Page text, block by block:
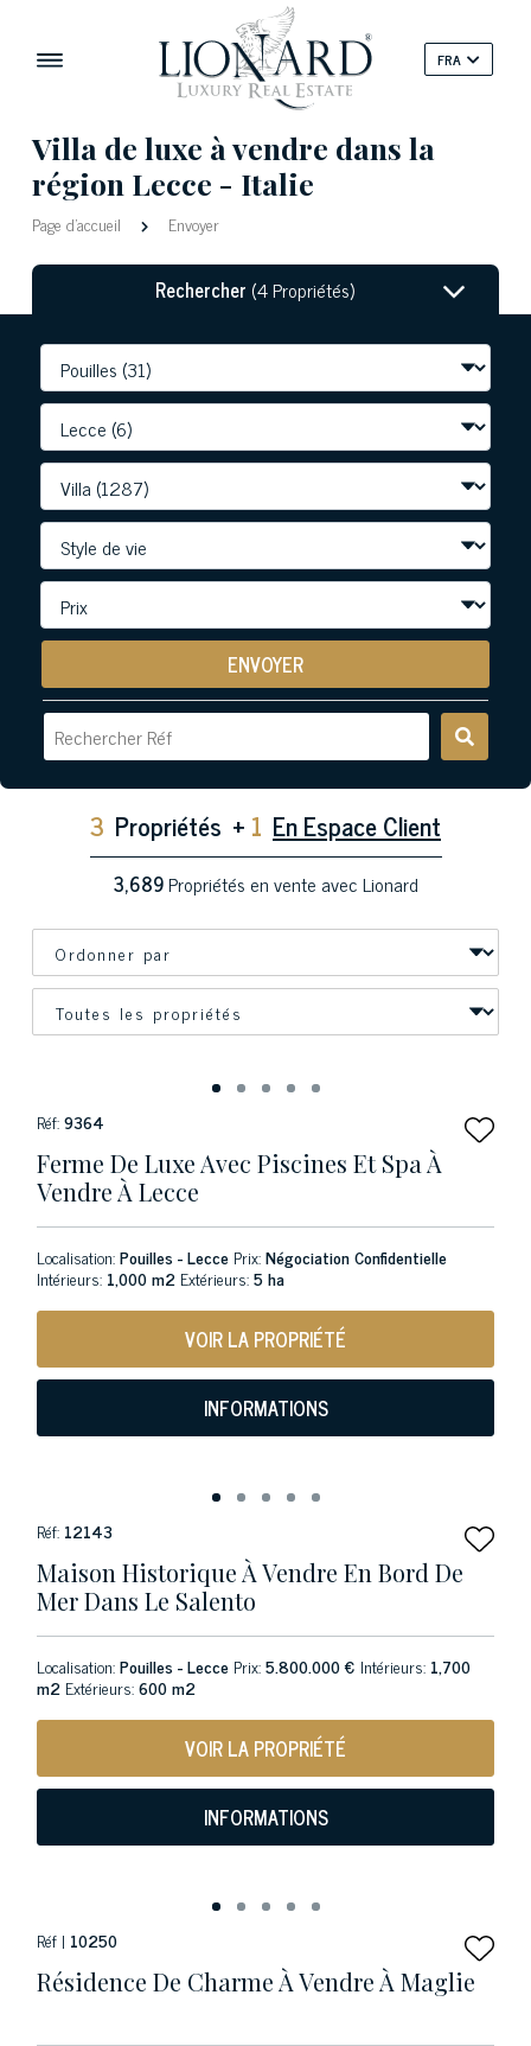
FRA
Villa de luxe à vendre dans la
région Lecce - Italie
Page d'accueil Envoyer
Rechercher (4 Propriétés)
ENVOYER
3 Propriétés + 1 En Espace Client
3,689Propriétés en vente avec Lionard
Réf:9364
Ferme De Luxe Avec Piscines Et Spa À
Vendre À Lecce
Localisation:Pouilles - Lecce Prix:Négociation Confidentielle
Intérieurs: 1,000 m2 Extérieurs:5 ha
VOIR LA PROPRIÉTÉ
INFORMATIONS
Réf: 12143
Maison Historique À Vendre En Bord De
Mer Dans Le Salento
Localisation:Pouilles - Lecce Prix:5.800.000 € Intérieurs: 1,700
m2 Extérieurs:600 m2
VOIR LA PROPRIÉTÉ
INFORMATIONS
Réf | 10250
Résidence De Charme À Vendre À Maglie